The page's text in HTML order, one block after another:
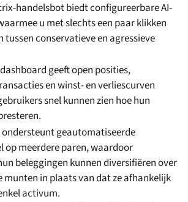
handelsbot biedt configureerbare AI-
u met slechts een paar klikken
tussen conservatieve en agressieve
geeft open posities,
en winst- en verliescurven
snel kunnen zien hoe hun
geautomatiseerde
op meerdere paren, waardoor
beleggingen kunnen diversifiëren over
munten in plaats van dat ze afhankelijk
activum.